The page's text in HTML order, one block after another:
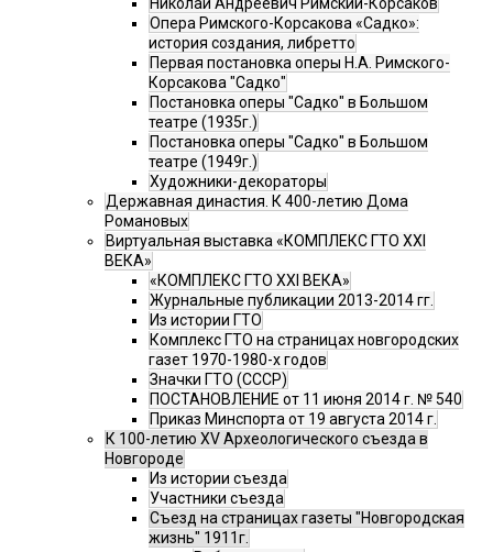
Николай Андреевич Римский-Корсаков
Опера Римского-Корсакова «Садко»:
история создания, либретто
Первая постановка оперы Н.А. Римского-
Корсакова "Садко"
Постановка оперы "Садко" в Большом
театре (1935г.)
Постановка оперы "Садко" в Большом
театре (1949г.)
Художники-декораторы
Державная династия. К 400-летию Дома
Романовых
Виртуальная выставка «КОМПЛЕКС ГТО XXI
ВЕКА»
«КОМПЛЕКС ГТО XXI ВЕКА»
Журнальные публикации 2013-2014 гг.
Из истории ГТО
Комплекс ГТО на страницах новгородских
газет 1970-1980-х годов
Значки ГТО (СССР)
ПОСТАНОВЛЕНИЕ от 11 июня 2014 г. № 540
Приказ Минспорта от 19 августа 2014 г.
К 100-летию XV Археологического съезда в
Новгороде
Из истории съезда
Участники съезда
Cъезд на страницах газеты "Новгородская
жизнь" 1911г.